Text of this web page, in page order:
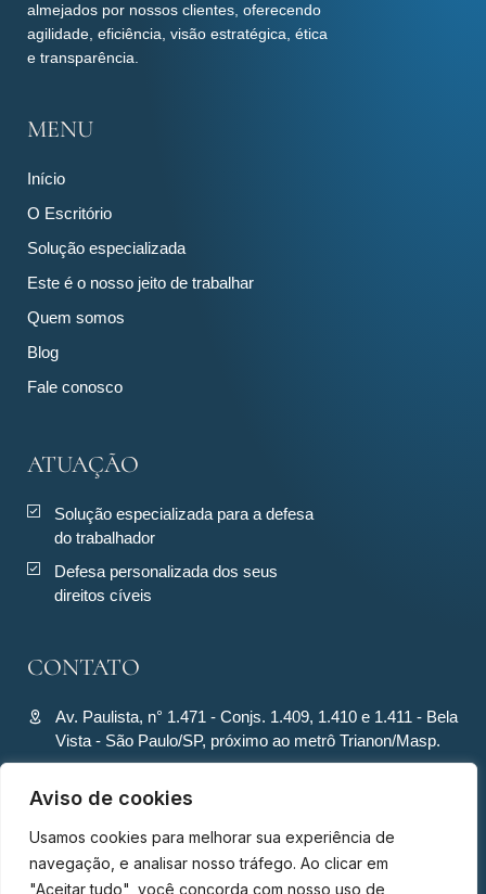
Aviso de cookies
Usamos cookies para melhorar sua experiência de
navegação, e analisar nosso tráfego. Ao clicar em
"Aceitar tudo", você concorda com nosso uso de
almejados por nossos clientes, oferecendo
agilidade, eficiência, visão estratégica, ética
e transparência.
MENU
Início
O Escritório
Solução especializada
Este é o nosso jeito de trabalhar
Quem somos
Blog
Fale conosco
ATUAÇÃO
Solução especializada para a defesa
do trabalhador
Defesa personalizada dos seus
direitos cíveis
CONTATO
Av. Paulista, n° 1.471 - Conjs. 1.409, 1.410 e 1.411 - Bela
Vista - São Paulo/SP, próximo ao metrô Trianon/Masp.
(11) 94280-4701